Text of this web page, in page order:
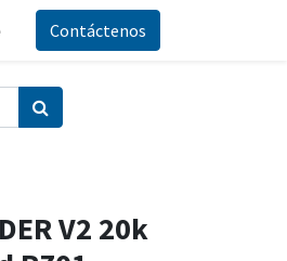
Contáctenos
V2 20k